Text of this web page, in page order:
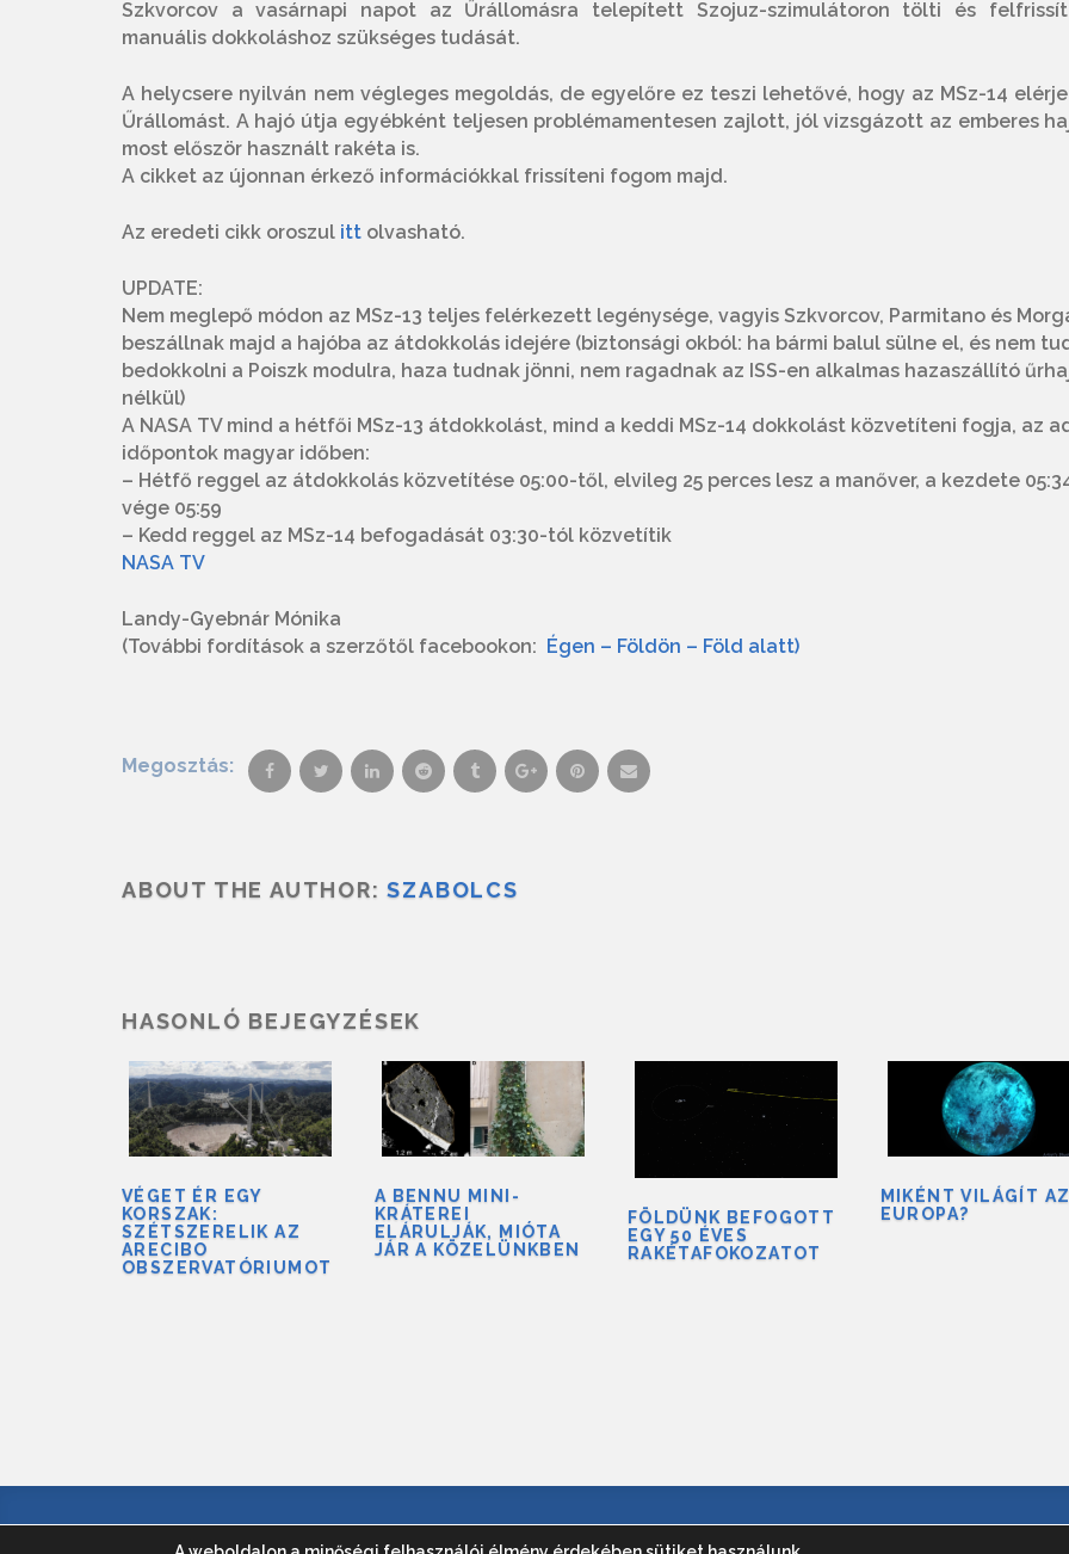
Szkvorcov a vasárnapi napot az Űrállomásra telepített Szojuz-szimulátoron tölti és
manuális dokkoláshoz szükséges tudását.
A helycsere nyilván nem végleges megoldás, de egyelőre ez teszi lehetővé, hogy az MSz-14
Űrállomást. A hajó útja egyébként teljesen problémamentesen zajlott, jól vizsgázott az emberes
most először használt rakéta is.
A cikket az újonnan érkező információkkal frissíteni fogom majd.
Az eredeti cikk oroszul itt olvasható.
UPDATE:
Nem meglepő módon az MSz-13 teljes felérkezett legénysége, vagyis Szkvorcov, Parmitano és
beszállnak majd a hajóba az átdokkolás idejére (biztonsági okból: ha bármi balul sülne el, és nem
bedokkolni a Poiszk modulra, haza tudnak jönni, nem ragadnak az ISS-en alkalmas hazaszállító
nélkül)
A NASA TV mind a hétfői MSz-13 átdokkolást, mind a keddi MSz-14 dokkolást közvetíteni fogja, az
időpontok magyar időben:
– Hétfő reggel az átdokkolás közvetítése 05:00-től, elvileg 25 perces lesz a manőver, a kezdete
vége 05:59
– Kedd reggel az MSz-14 befogadását 03:30-tól közvetítik
NASA TV
Landy-Gyebnár Mónika
(További fordítások a szerzőtől facebookon: Égen – Földön – Föld alatt)
Megosztás:
ABOUT THE AUTHOR:SZABOLCS
HASONLÓ BEJEGYZÉSEK
VÉGET ÉR EGY
KORSZAK:
SZÉTSZERELIK AZ
ARECIBO
OBSZERVATÓRIUMOT
A BENNU MINI-
KRÁTEREI
ELÁRULJÁK, MIÓTA
JÁR A KÖZELÜNKBEN
FÖLDÜNK BEFOGOTT
EGY 50 ÉVES
RAKÉTAFOKOZATOT
MIKÉNT VILÁGÍT
EUROPA?
© 2016-2023 - Jókai András; Nagy Szabolcs; HOZÉ